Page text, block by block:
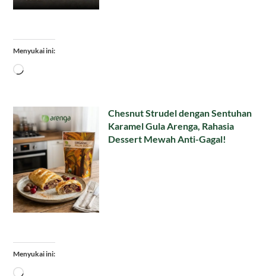
Menyukai ini:
Memuat...
Chesnut Strudel dengan Sentuhan
Karamel Gula Arenga, Rahasia
Dessert Mewah Anti-Gagal!
Menyukai ini:
Memuat...